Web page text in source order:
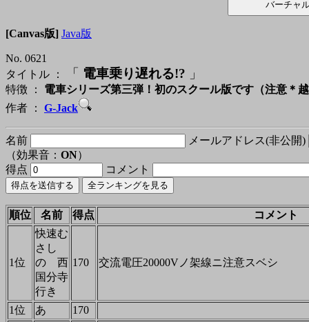
[Canvas版] Java版
No. 0621
タイトル ：
「 電車乗り遅れる!? 」
特徴 ： 電車シリーズ第三弾！初のスクール版です（注意＊
作者 ： G-Jack
名前
メールアドレス(非公開)
（効果音： ON）
得点
コメント
順位 名前 得点 コメント
1位
快速む
さし
の 西
国分寺
行き
170 交流電圧20000Vノ架線ニ注意スベシ
1位 あ 170